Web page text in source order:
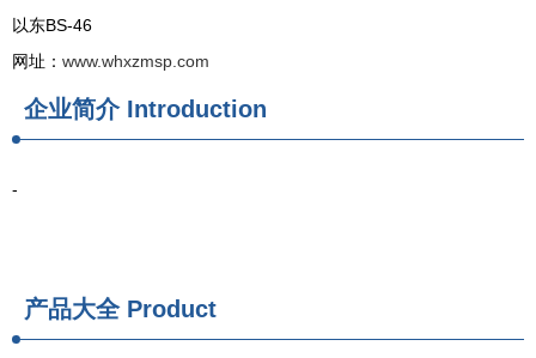
以东BS-46
网址： www.whxzmsp.com
企业简介Introduction
-
产品大全Product